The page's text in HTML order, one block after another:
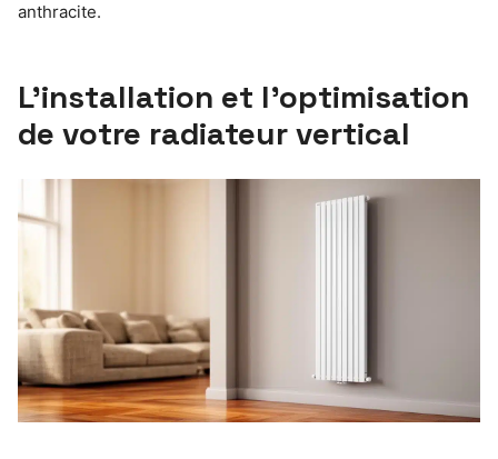
anthracite.
L’installation et l’optimisation
de votre radiateur vertical